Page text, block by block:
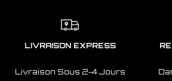
LIVRAISON EXPRESS
Livraison Sous 2-4 Jours